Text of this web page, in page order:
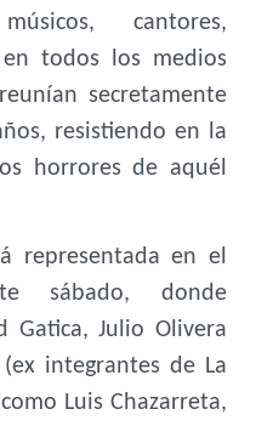
cantores,
todos los medios
secretamente
resistiendo en la
horrores de aquél
representada en el
sábado, donde
Gatica, Julio Olivera
(ex integrantes de La
Luis Chazarreta,